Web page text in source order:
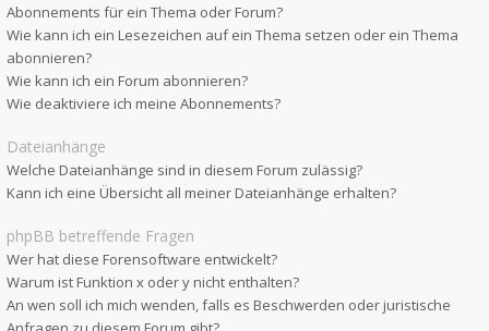
Abonnements für ein Thema oder Forum?
Wie kann ich ein Lesezeichen auf ein Thema setzen oder ein Thema
abonnieren?
Wie kann ich ein Forum abonnieren?
Wie deaktiviere ich meine Abonnements?
Dateianhänge
Welche Dateianhänge sind in diesem Forum zulässig?
Kann ich eine Übersicht all meiner Dateianhänge erhalten?
phpBB betreffende Fragen
Wer hat diese Forensoftware entwickelt?
Warum ist Funktion x oder y nicht enthalten?
An wen soll ich mich wenden, falls es Beschwerden oder juristische